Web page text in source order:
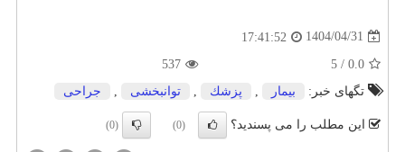
1404/04/31
17:41:52
0.0
/
5
537
تگهای خبر:
بیمار پزشك توانبخشی جراحی
این مطلب را می پسندید؟ (0)
(0)